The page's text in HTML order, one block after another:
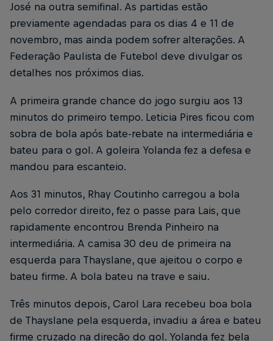
José na outra semifinal. As partidas estão
previamente agendadas para os dias 4 e 11 de
novembro, mas ainda podem sofrer alterações. A
Federação Paulista de Futebol deve divulgar os
detalhes nos próximos dias.
A primeira grande chance do jogo surgiu aos 13
minutos do primeiro tempo. Leticia Pires ficou com
sobra de bola após bate-rebate na intermediária e
bateu para o gol. A goleira Yolanda fez a defesa e
mandou para escanteio.
Aos 31 minutos, Rhay Coutinho carregou a bola
pelo corredor direito, fez o passe para Lais, que
rapidamente encontrou Brenda Pinheiro na
intermediária. A camisa 30 deu de primeira na
esquerda para Thayslane, que ajeitou o corpo e
bateu firme. A bola bateu na trave e saiu.
Três minutos depois, Carol Lara recebeu boa bola
de Thayslane pela esquerda, invadiu a área e bateu
firme cruzado na direção do gol. Yolanda fez bela